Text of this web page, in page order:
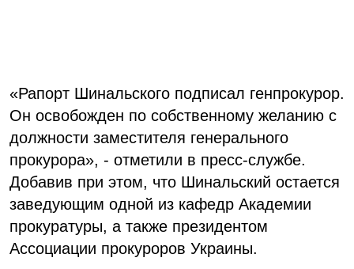
«Рапорт Шинальского подписал генпрокурор.
Он освобожден по собственному желанию с
должности заместителя генерального
прокурора», - отметили в пресс-службе.
Добавив при этом, что Шинальский остается
заведующим одной из кафедр Академии
прокуратуры, а также президентом
Ассоциации прокуроров Украины.